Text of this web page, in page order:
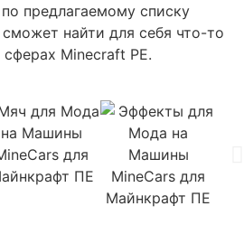
предлагаемому списку
найти для себя что-то
Minecraft PE.